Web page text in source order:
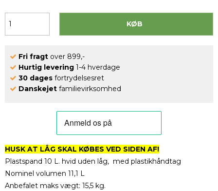
KØB
Fri fragt over 899,-
Hurtig levering 1-4 hverdage
30 dages fortrydelsesret
Danskejet familievirksomhed
HUSK AT LÅG SKAL KØBES VED SIDEN AF!
Plastspand 10 L. hvid uden låg, med plastikhåndtag
Nominel volumen 11,1 L
Anbefalet maks vægt: 15,5 kg.